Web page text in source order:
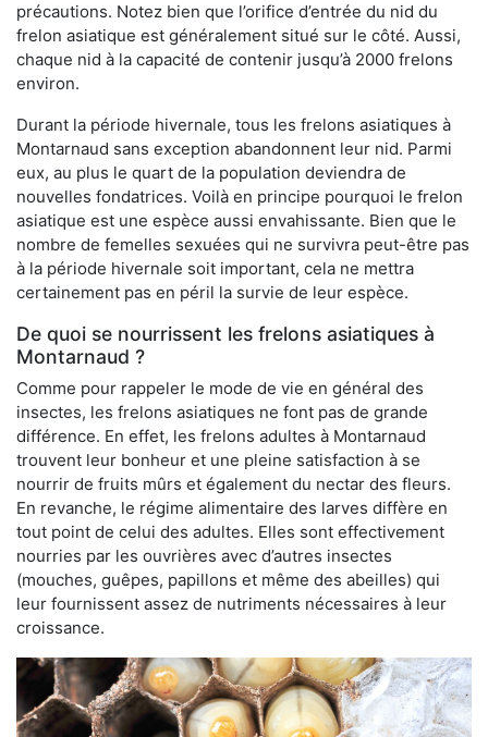
précautions. Notez bien que l’orifice d’entrée du nid du
frelon asiatique est généralement situé sur le côté. Aussi,
chaque nid à la capacité de contenir jusqu’à 2000 frelons
environ.
Durant la période hivernale, tous les frelons asiatiques à
Montarnaud sans exception abandonnent leur nid. Parmi
eux, au plus le quart de la population deviendra de
nouvelles fondatrices. Voilà en principe pourquoi le frelon
asiatique est une espèce aussi envahissante. Bien que le
nombre de femelles sexuées qui ne survivra peut-être pas
à la période hivernale soit important, cela ne mettra
certainement pas en péril la survie de leur espèce.
De quoi se nourrissent les frelons asiatiques à
Montarnaud ?
Comme pour rappeler le mode de vie en général des
insectes, les frelons asiatiques ne font pas de grande
différence. En effet, les frelons adultes à Montarnaud
trouvent leur bonheur et une pleine satisfaction à se
nourrir de fruits mûrs et également du nectar des fleurs.
En revanche, le régime alimentaire des larves diffère en
tout point de celui des adultes. Elles sont effectivement
nourries par les ouvrières avec d’autres insectes
(mouches, guêpes, papillons et même des abeilles) qui
leur fournissent assez de nutriments nécessaires à leur
croissance.